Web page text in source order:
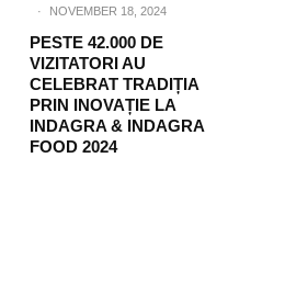
·
NOVEMBER 18, 2024
PESTE 42.000 DE
VIZITATORI AU
CELEBRAT TRADIȚIA
PRIN INOVAȚIE LA
INDAGRA & INDAGRA
FOOD 2024